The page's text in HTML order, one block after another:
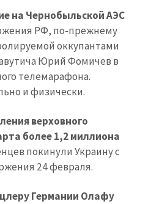
на Чернобыльской АЭС
РФ, по-прежнему
оккупантами
Юрий Фомичев в
телемарафона.
и физически.
верховного
более 1,2 миллиона
покинули Украину с
24 февраля.
Германии Олафу